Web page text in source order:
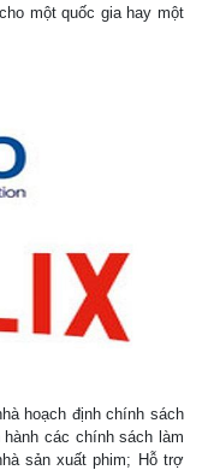
một quốc gia hay một
hoạch định chính sách
các chính sách làm
sản xuất phim; Hỗ trợ